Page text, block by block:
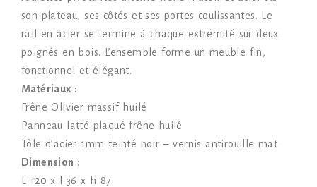
son plateau, ses côtés et ses portes coulissantes. Le
rail en acier se termine à chaque extrémité sur deux
poignés en bois. L’ensemble forme un meuble fin,
fonctionnel et élégant.
Matériaux :
Frêne Olivier massif huilé
Panneau latté plaqué frêne huilé
Tôle d’acier 1mm teinté noir – vernis antirouille mat
Dimension :
L 120 x l 36 x h 87